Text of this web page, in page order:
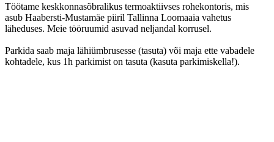
Töötame keskkonnasõbralikus termoaktiivses rohekontoris, mis
asub Haabersti-Mustamäe piiril Tallinna Loomaaia vahetus
läheduses. Meie tööruumid asuvad neljandal korrusel.
Parkida saab maja lähiümbrusesse (tasuta) või maja ette vabadele
kohtadele, kus 1h parkimist on tasuta (kasuta parkimiskella!).